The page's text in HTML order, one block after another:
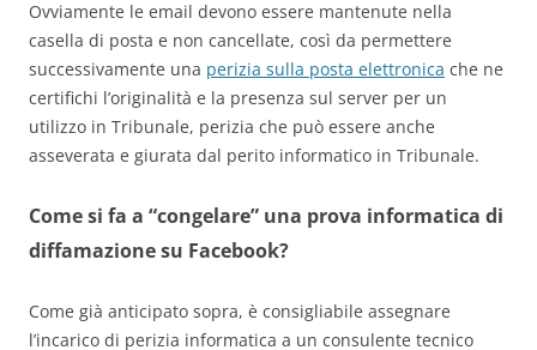
Ovviamente le email devono essere mantenute nella
casella di posta e non cancellate, così da permettere
successivamente una perizia sulla posta elettronica che ne
certifichi l’originalità e la presenza sul server per un
utilizzo in Tribunale, perizia che può essere anche
asseverata e giurata dal perito informatico in Tribunale.
Come si fa a “congelare” una prova informatica di
diffamazione su Facebook?
Come già anticipato sopra, è consigliabile assegnare
l’incarico di perizia informatica a un consulente tecnico